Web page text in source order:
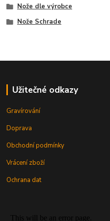
Nože dle výrobce
Nože Schrade
Užitečné odkazy
Gravírování
Doprava
Obchodní podmínky
Vrácení zboží
Ochrana dat